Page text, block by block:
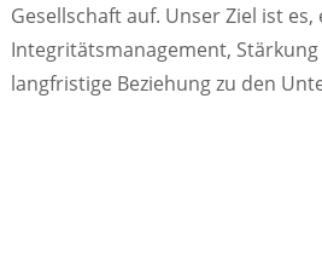
Gesellschaft auf. Unser Ziel ist
Integritätsmanagement,
langfristige Beziehung zu den